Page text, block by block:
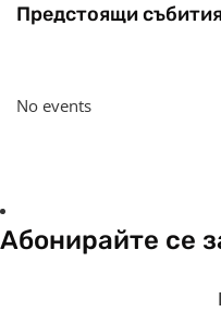
Предстоящи събития
No events
Абонирайте се